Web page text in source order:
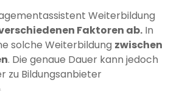
Weiterbildung
Faktoren ab. In
solche Weiterbildung zwischen
. Die genaue Dauer kann jedoch
zu Bildungsanbieter